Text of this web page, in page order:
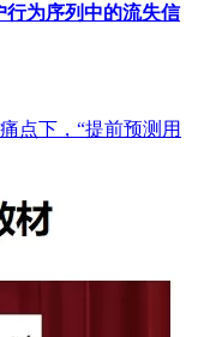
行为序列中的流失信
点下，“提前预测用